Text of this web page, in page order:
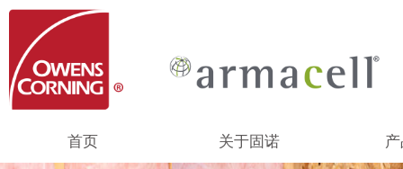
首页 关于固诺